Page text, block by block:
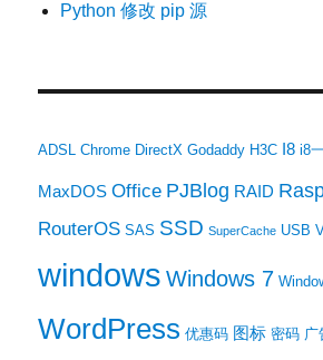
Python 修改 pip 源
ADSL Chrome DirectX Godaddy H3C I8 i8
MaxDOS Office PJBlog RAID
RouterOS SAS SSD SuperCache USB
windows Windows 7
WordPress 优惠码 图标 密码 广